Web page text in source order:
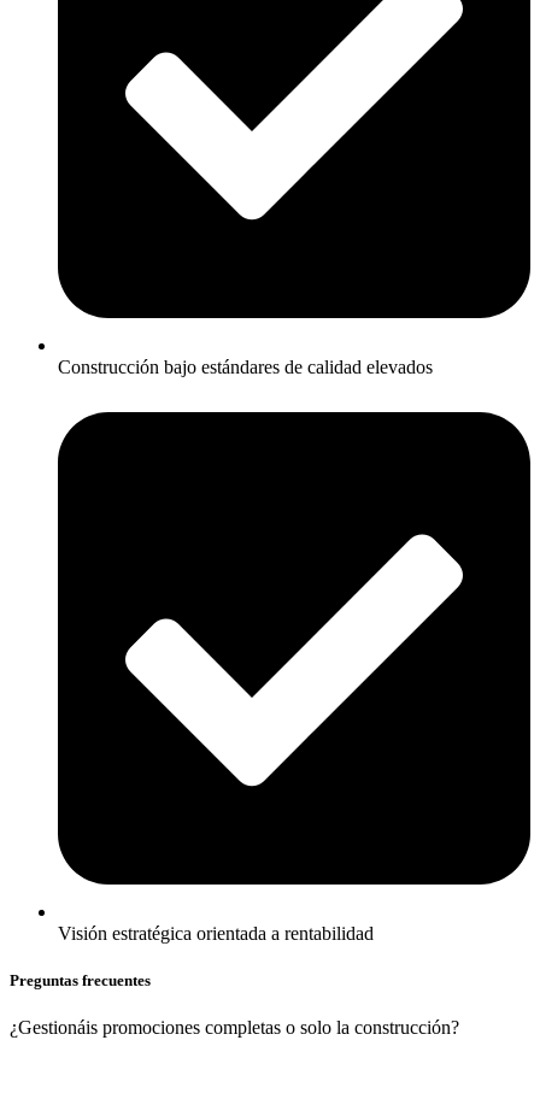
Construcción bajo estándares de calidad elevados
Visión estratégica orientada a rentabilidad
Preguntas frecuentes
¿Gestionáis promociones completas o solo la construcción?